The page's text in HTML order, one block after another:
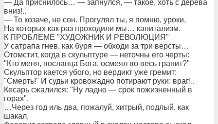
— Да приснилось… — запнулся, — такое, хоть с дерева
вниз!..
— То козаче, не сон. Прогулял ты, я помню, уроки,
На которых как раз проходили мы… капитализм.
К ПРОБЛЕМЕ "ХУДОЖНИК И РЕВОЛЮЦИЯ"
У сатрапа гнев, как буря — обходи за три версты…
Отомстит, когда в скульптуре — неточны его черты:
"Кто меня, посланца Бога, осмеял во весь гранит?"
Скульптор кается убого, но вердикт уже гремит:
"Смерть!" И судьи кровожадно потирают руки: враг!..
Кесарь сжалился: "Ну ладно — срок пожизненный в
горах".
…Через год иль два, пожалуй, хитрый, подлый, как
шакал,